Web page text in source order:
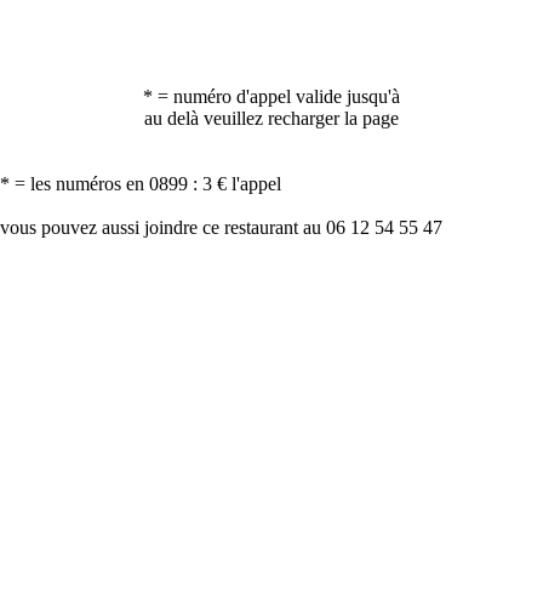
* = numéro d'appel valide jusqu'à
au delà veuillez recharger la page
* = les numéros en 0899 : 3 € l'appel
vous pouvez aussi joindre ce restaurant au 06 12 54 55 47